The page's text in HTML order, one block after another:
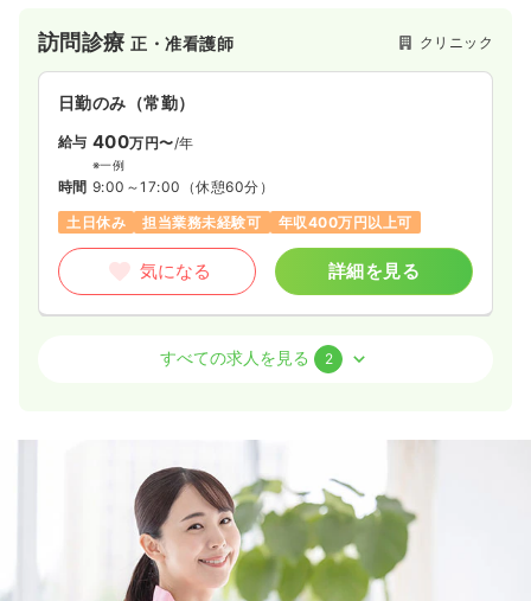
ク、在宅医療を主とした診療所を各地に設けて、患者さまと近
接した医療の実現を進めております。
同時に在宅医療を中心に各地域において外来医療、健康診断、
地域のネットワーク、関連の有料老人ホーム、薬局などの総合
体制の基、ひとりひとり、様々な違った環境に対応できるプラ
イマリー・ケアの確固たる実現に力を注いでいます。
訪問診療正・准看護師 クリニック
日勤のみ（常勤）
給与 400万円〜/年
※一例
時間 9:00～17:00 （休憩60分）
土日休み
担当業務未経験可 年収400万円以上可
気になる 詳細を見る
正・准看護師
※経験11年の例
9:30～21:30
4週8休以上
ブランク可 月給31万円以上可
気になる 詳細を見る
すべての求人を見る 2